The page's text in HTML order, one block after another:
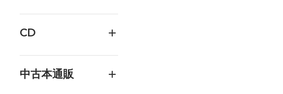
CD
中古本通販